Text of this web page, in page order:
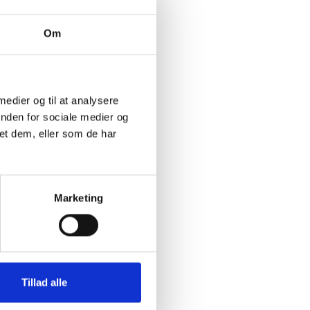
Om
og til at analysere
for sociale medier og
dem, eller som de har
Marketing
Tillad alle
er
2009
jf. BL